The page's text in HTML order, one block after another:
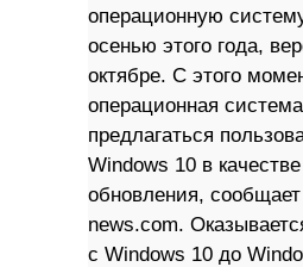
операционную
осенью этого года,
октябре. С этого
операционная
предлагаться
Windows 10 в
обновления,
news.com.
с Windows 10 до